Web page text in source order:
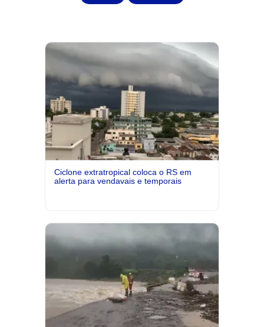
Ciclone extratropical coloca o RS em
alerta para vendavais e temporais